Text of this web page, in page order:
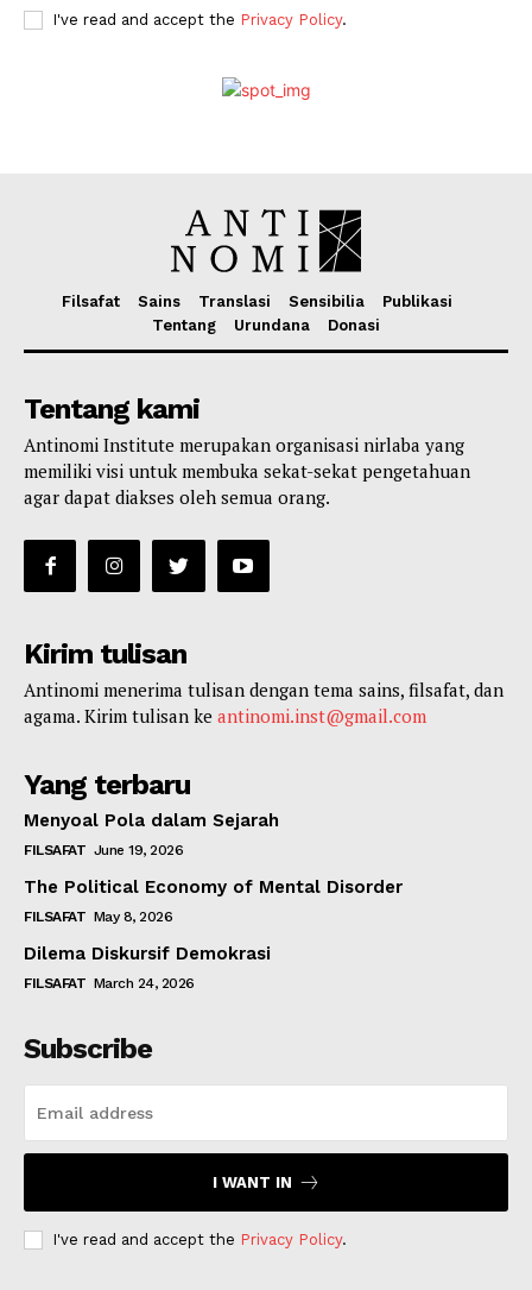
I've read and accept the Privacy Policy.
Filsafat Sains Translasi Sensibilia
Publikasi
Tentang
Urundana Donasi
Tentang kami
Antinomi Institute merupakan organisasi nirlaba yang
memiliki visi untuk membuka sekat-sekat pengetahuan
agar dapat diakses oleh semua orang.
Kirim tulisan
Antinomi menerima tulisan dengan tema sains, filsafat, dan
agama. Kirim tulisan ke antinomi.inst@gmail.com
Yang terbaru
Menyoal Pola dalam Sejarah
FILSAFAT June 19, 2026
The Political Economy of Mental Disorder
FILSAFAT May 8, 2026
Dilema Diskursif Demokrasi
FILSAFAT March 24, 2026
Subscribe
I WANT IN
I've read and accept the Privacy Policy.